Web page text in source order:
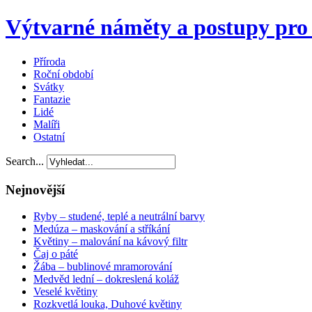
Výtvarné náměty a postupy
Příroda
Roční období
Svátky
Fantazie
Lidé
Malíři
Ostatní
Search...
Nejnovější
Ryby – studené, teplé a neutrální barvy
Medúza – maskování a stříkání
Květiny – malování na kávový filtr
Čaj o páté
Žába – bublinové mramorování
Medvěd lední – dokreslená koláž
Veselé květiny
Rozkvetlá louka, Duhové květiny